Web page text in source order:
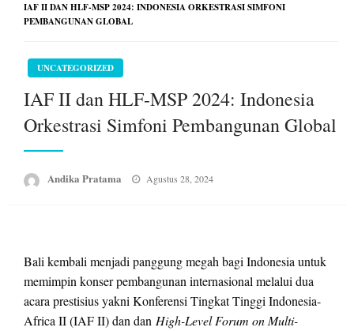
IAF II DAN HLF-MSP 2024: INDONESIA ORKESTRASI SIMFONI
PEMBANGUNAN GLOBAL
UNCATEGORIZED
IAF II dan HLF-MSP 2024: Indonesia
Orkestrasi Simfoni Pembangunan Global
Andika Pratama
Posted
Agustus 28, 2024
Bali kembali menjadi panggung megah bagi Indonesia untuk
memimpin konser pembangunan internasional melalui dua
acara prestisius yakni Konferensi Tingkat Tinggi Indonesia-
Africa II (IAF II) dan dan High-Level Forum on Multi-